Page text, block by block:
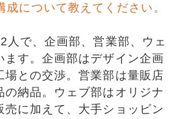
成について教えてください。
人で、企画部、営業部、ウェ
ます。企画部はデザイン企画
場との交渉。営業部は量販店
の納品。ウェブ部はオリジナ
売に加えて、大手ショッピン